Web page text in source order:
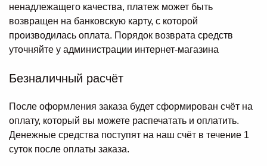
ненадлежащего качества, платеж может быть
возвращен на банковскую карту, с которой
производилась оплата. Порядок возврата средств
уточняйте у администрации интернет-магазина
Безналичный расчёт
После оформления заказа будет сформирован счёт на
оплату, который вы можете распечатать и оплатить.
Денежные средства поступят на наш счёт в течение 1
суток после оплаты заказа.